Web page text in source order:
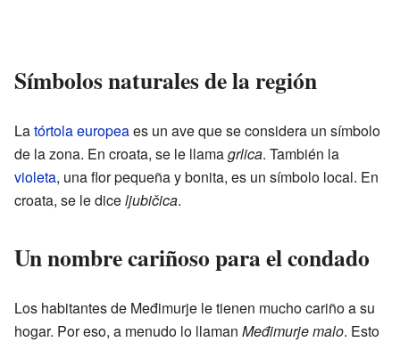
Símbolos naturales de la región
Latórtola europeaes un ave que se considera un símbolo
de la zona. En croata, se le llamagrlica. También la
violeta, una flor pequeña y bonita, es un símbolo local. En
croata, se le diceljubičica.
Un nombre cariñoso para el condado
Los habitantes de Međimurje le tienen mucho cariño a su
hogar. Por eso, a menudo lo llaman Međimurje malo. Esto